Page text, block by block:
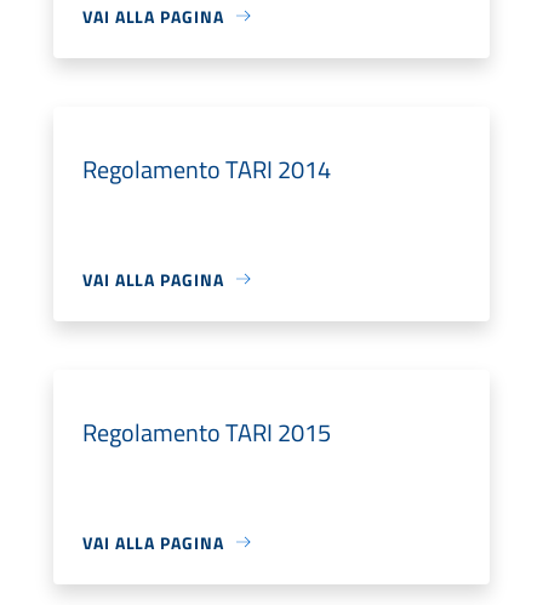
VAI ALLA PAGINA
Regolamento TARI 2014
VAI ALLA PAGINA
Regolamento TARI 2015
VAI ALLA PAGINA